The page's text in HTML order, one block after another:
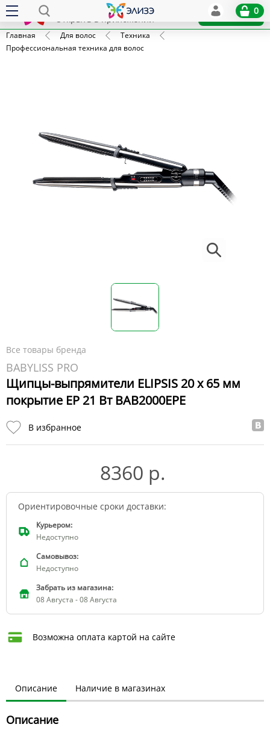
x
Открыть в приложении
Установить
0
Главная Для волос
Техника
Профессиональная техника для волос
Все товары бренда
BABYLISS PRO
Щипцы-выпрямители ELIPSIS 20 х 65 мм
покрытие EP 21 Вт BAB2000EPE
В избранное
8360 р.
Ориентировочные сроки доставки:
Курьером:
Недоступно
Самовывоз:
Недоступно
Забрать из магазина:
08 Августа - 08 Августа
Возможна оплата картой на сайте
Описание Наличие в магазинах
Описание